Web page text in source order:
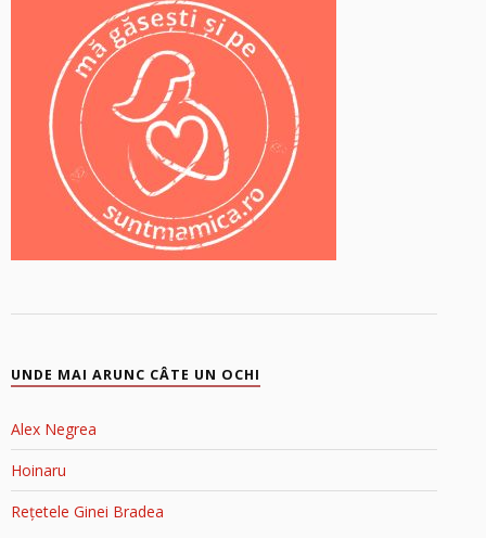
UNDE MAI ARUNC CÂTE UN OCHI
Alex Negrea
Hoinaru
Rețetele Ginei Bradea